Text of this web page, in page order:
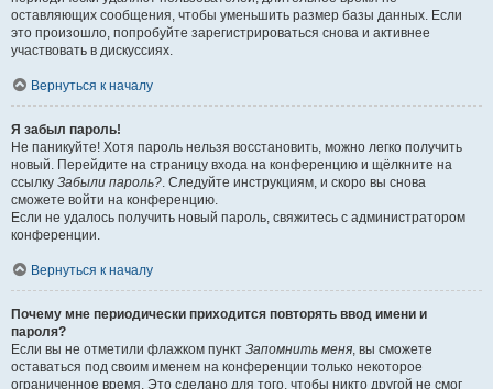
оставляющих сообщения, чтобы уменьшить размер базы данных. Если
это произошло, попробуйте зарегистрироваться снова и активнее
участвовать в дискуссиях.
Вернуться к началу
Я забыл пароль!
Не паникуйте! Хотя пароль нельзя восстановить, можно легко получить
новый. Перейдите на страницу входа на конференцию и щёлкните на
ссылку Забыли пароль?. Следуйте инструкциям, и скоро вы снова
сможете войти на конференцию.
Если не удалось получить новый пароль, свяжитесь с администратором
конференции.
Вернуться к началу
Почему мне периодически приходится повторять ввод имени и
пароля?
Если вы не отметили флажком пункт Запомнить меня, вы сможете
оставаться под своим именем на конференции только некоторое
ограниченное время. Это сделано для того, чтобы никто другой не смог